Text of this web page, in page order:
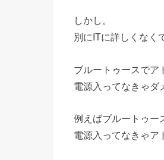
しかし。
別にITに詳しくなく
ブルートゥースでア
電源入ってなきゃダ
例えばブルートゥー
電源入ってなきゃア